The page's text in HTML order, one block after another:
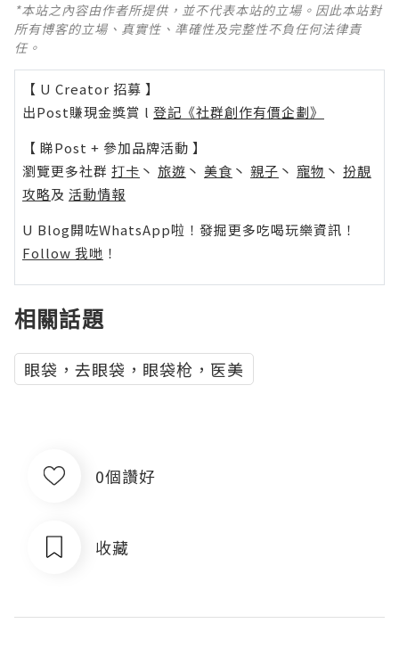
*本站之內容由作者所提供，並不代表本站的立場。因此本站對
所有博客的立場、真實性、準確性及完整性不負任何法律責
任。
【 U Creator 招募 】
出Post賺現金獎賞 l 登記《社群創作有價企劃》
【 睇Post + 參加品牌活動 】
瀏覽更多社群 打卡 丶 旅遊 丶 美食 丶 親子 丶 寵物 丶 扮靚
攻略及 活動情報
U Blog開咗WhatsApp啦！發掘更多吃喝玩樂資訊！
Follow 我哋 ！
相關話題
眼袋，去眼袋，眼袋枪，医美
0個讚好
收藏